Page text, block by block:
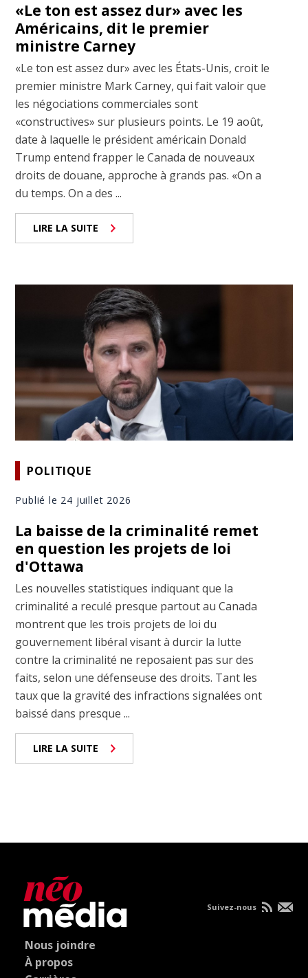
«Le ton est assez dur» avec les
Américains, dit le premier
ministre Carney
«Le ton est assez dur» avec les États-Unis, croit le
premier ministre Mark Carney, qui fait valoir que
les négociations commerciales sont
«constructives» sur plusieurs points. Le 19 août,
date à laquelle le président américain Donald
Trump entend frapper le Canada de nouveaux
droits de douane, approche à grands pas. «On a
du temps. On a des ...
LIRE LA SUITE
POLITIQUE
Publié le 24 juillet 2026
La baisse de la criminalité remet
en question les projets de loi
d'Ottawa
Les nouvelles statistiques indiquant que la
criminalité a reculé presque partout au Canada
montrent que les trois projets de loi du
gouvernement libéral visant à durcir la lutte
contre la criminalité ne reposaient pas sur des
faits, selon une défenseuse des droits. Tant les
taux que la gravité des infractions signalées ont
baissé dans presque ...
LIRE LA SUITE
Nous joindre
À propos
Suivez-nous